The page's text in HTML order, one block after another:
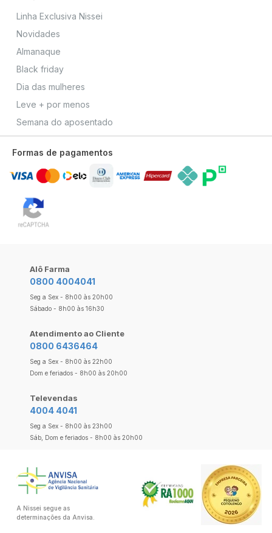
Linha Exclusiva Nissei
Novidades
Almanaque
Black friday
Dia das mulheres
Leve + por menos
Semana do aposentado
Formas de pagamentos
Alô Farma
0800 4004041
Seg a Sex - 8h00 às 20h00
Sábado - 8h00 às 16h30
Atendimento ao Cliente
0800 6436464
Seg a Sex - 8h00 às 22h00
Dom e feriados - 8h00 às 20h00
Televendas
4004 4041
Seg a Sex - 8h00 às 23h00
Sáb, Dom e feriados - 8h00 às 20h00
A Nissei segue as
determinações da Anvisa.